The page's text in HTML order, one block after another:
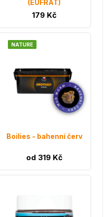
(EUFRAT)
179 Kč
NATURE
Boilies - bahenní červ
od 319 Kč